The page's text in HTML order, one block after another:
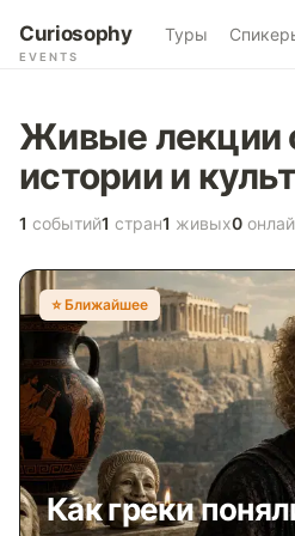
Curiosophy
EVENTS
Туры
Живые лекции
истории и
1 событий1 стран1 живых0
⭐️ Ближайшее
Как греки